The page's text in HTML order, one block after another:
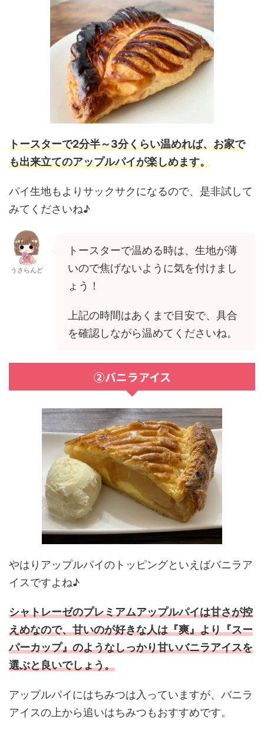
トースターで2分半～3分くらい温めれば、お家で
も出来立てのアップルパイが楽しめます。
パイ生地もよりサックサクになるので、是非試して
みてくださいね♪
うさらんど
トースターで温める時は、生地が薄
いので焦げないように気を付けまし
ょう！
上記の時間はあくまで目安で、具合
を確認しながら温めてくださいね。
②バニラアイス
やはりアップルパイのトッピングといえばバニラア
イスですよね♪
シャトレーゼのプレミアムアップルパイは甘さが控
えめなので、甘いのが好きな人は『爽』より『スー
パーカップ』のようなしっかり甘いバニラアイスを
選ぶと良いでしょう。
アップルパイにはちみつは入っていますが、バニラ
アイスの上から追いはちみつもおすすめです。